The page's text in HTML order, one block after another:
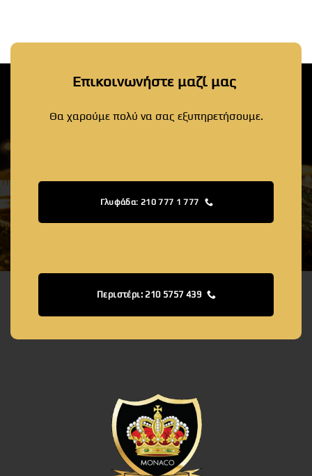
Επικοινωνήστε μαζί μας
Θα χαρούμε πολύ να σας εξυπηρετήσουμε.
Γλυφάδα: 210 777 1 777
Περιστέρι: 210 5757 439